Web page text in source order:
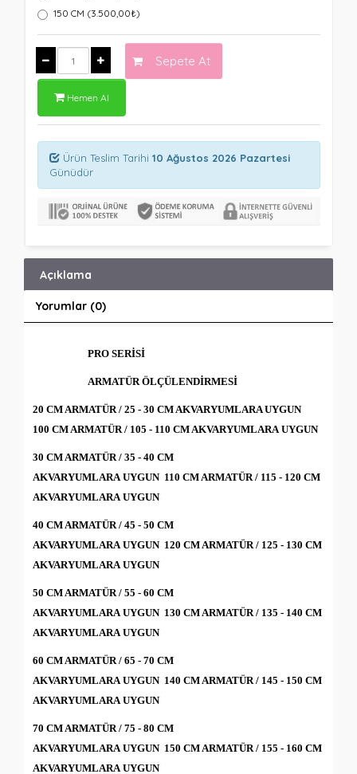
150 CM (3.500,00₺)
Sepete At
Hemen Al
Ürün Teslim Tarihi 10 Ağustos 2026 Pazartesi
Günüdür
Açıklama
Yorumlar (0)
PRO SERİSİ
ARMATÜR ÖLÇÜLENDİRMESİ
20 CM ARMATÜR / 25 - 30 CM AKVARYUMLARA UYGUN
100 CM ARMATÜR / 105 - 110 CM AKVARYUMLARA UYGUN
30 CM ARMATÜR / 35 - 40 CM
AKVARYUMLARA UYGUN 110 CM ARMATÜR / 115 - 120 CM
AKVARYUMLARA UYGUN
40 CM ARMATÜR / 45 - 50 CM
AKVARYUMLARA UYGUN 120 CM ARMATÜR / 125 - 130 CM
AKVARYUMLARA UYGUN
50 CM ARMATÜR / 55 - 60 CM
AKVARYUMLARA UYGUN 130 CM ARMATÜR / 135 - 140 CM
AKVARYUMLARA UYGUN
60 CM ARMATÜR / 65 - 70 CM
AKVARYUMLARA UYGUN 140 CM ARMATÜR / 145 - 150 CM
AKVARYUMLARA UYGUN
70 CM ARMATÜR / 75 - 80 CM
AKVARYUMLARA UYGUN 150 CM ARMATÜR / 155 - 160 CM
AKVARYUMLARA UYGUN